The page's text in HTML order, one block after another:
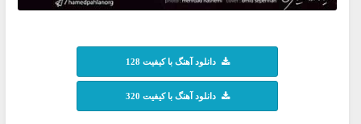
دانلود آهنگ با کیفیت 128
دانلود آهنگ با کیفیت 320